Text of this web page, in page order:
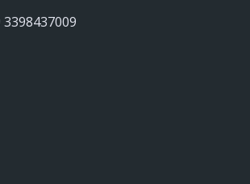
3398437009